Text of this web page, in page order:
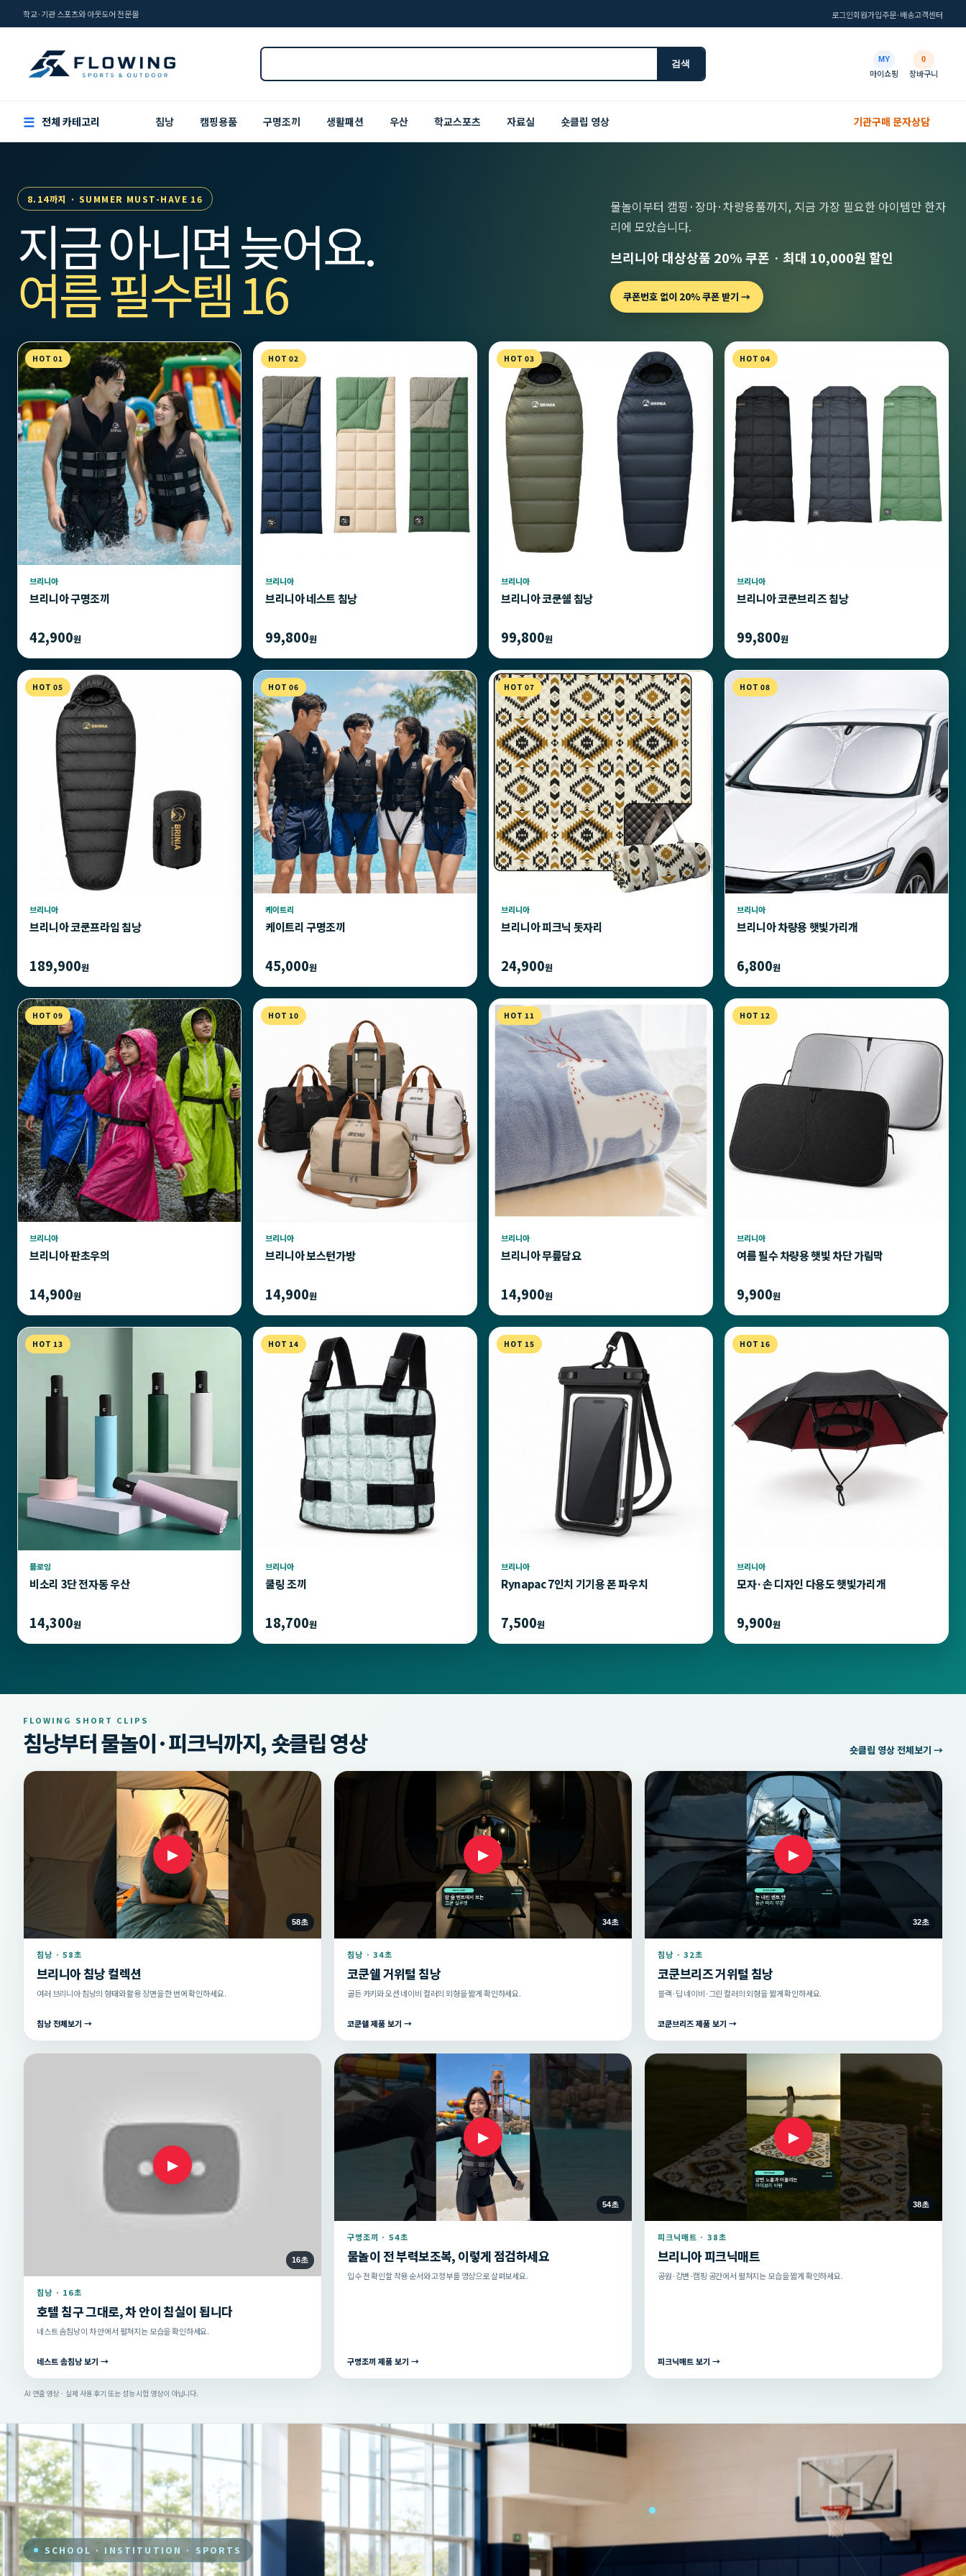
학교·기관 스포츠와 아웃도어 전문몰 로그인회원가입주문·배송고객센터
검색 MY
마이쇼핑
0
장바구니
☰ 전체 카테고리 침낭 캠핑용품 구명조끼 생활패션 우산 학교스포츠 자료실 숏클립 영상 기관구매 문자상담
8.14까지 · SUMMER MUST-HAVE 16
지금 아니면 늦어요.
여름 필수템 16
물놀이부터 캠핑·장마·차량용품까지, 지금 가장 필요한 아이템만 한자
리에 모았습니다.
브리니아 대상상품 20% 쿠폰 · 최대 10,000원 할인
쿠폰번호 없이 20% 쿠폰 받기 →
HOT 01
브리니아
브리니아 구명조끼
42,900원
HOT 02
브리니아
브리니아 네스트 침낭
99,800원
HOT 03
브리니아
브리니아 코쿤쉘 침낭
99,800원
HOT 04
브리니아
브리니아 코쿤브리즈 침낭
99,800원
HOT 05
브리니아
브리니아 코쿤프라임 침낭
189,900원
HOT 06
케이트리
케이트리 구명조끼
45,000원
HOT 07
브리니아
브리니아 피크닉 돗자리
24,900원
HOT 08
브리니아
브리니아 차량용 햇빛가리개
6,800원
HOT 09
브리니아
브리니아 판초우의
14,900원
HOT 10
브리니아
브리니아 보스턴가방
14,900원
HOT 11
브리니아
브리니아 무릎담요
14,900원
HOT 12
브리니아
여름 필수 차량용 햇빛 차단 가림막
9,900원
HOT 13
플로잉
비소리 3단 전자동 우산
14,300원
HOT 14
브리니아
쿨링 조끼
18,700원
HOT 15
브리니아
Rynapac 7인치 기기용 폰 파우치
7,500원
HOT 16
브리니아
모자·손 디자인 다용도 햇빛가리개
9,900원
FLOWING SHORT CLIPS
침낭부터 물놀이·피크닉까지, 숏클립 영상 숏클립 영상 전체보기 →
▶
58초
침낭 · 58초
브리니아 침낭 컬렉션
여러 브리니아 침낭의 형태와 활용 장면을 한 번에 확인하세요.
침낭 전체보기 →
▶
34초
침낭 · 34초
코쿤쉘 거위털 침낭
골든 카키와 오션 네이비 컬러의 외형을 짧게 확인하세요.
코쿤쉘 제품 보기 →
▶
32초
침낭 · 32초
코쿤브리즈 거위털 침낭
블랙·딥 네이비·그린 컬러의 외형을 짧게 확인하세요.
코쿤브리즈 제품 보기 →
▶
16초
침낭 · 16초
호텔 침구 그대로, 차 안이 침실이 됩니다
네스트 솜침낭이 차 안에서 펼쳐지는 모습을 확인하세요.
네스트 솜침낭 보기 →
▶
54초
구명조끼 · 54초
물놀이 전 부력보조복, 이렇게 점검하세요
입수 전 확인할 착용 순서와 고정부를 영상으로 살펴보세요.
구명조끼 제품 보기 →
▶
38초
피크닉매트 · 38초
브리니아 피크닉매트
공원·강변·캠핑 공간에서 펼쳐지는 모습을 짧게 확인하세요.
피크닉매트 보기 →
AI 연출 영상 · 실제 사용 후기 또는 성능 시험 영상이 아닙니다.
SCHOOL · INSTITUTION · SPORTS